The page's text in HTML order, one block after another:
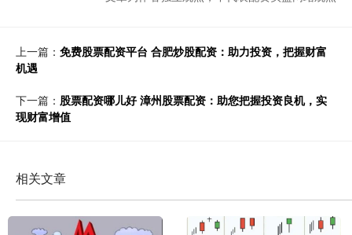
上一篇： 免费股票配资平台 合肥炒股配资：助力投资，把握财富
机遇
下一篇： 股票配资哪儿好 漳州股票配资：助您把握投资良机，实
现财富增值
相关文章